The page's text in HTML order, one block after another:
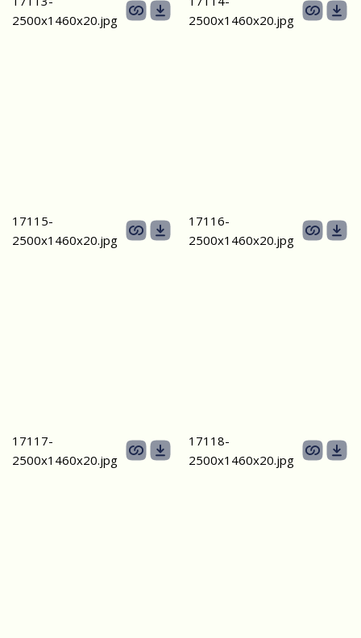
2500х1460х20.jpg
2500х1460х20.jpg
17115-
2500х1460х20.jpg
17116-
2500х1460х20.jpg
17117-
2500х1460х20.jpg
17118-
2500х1460х20.jpg